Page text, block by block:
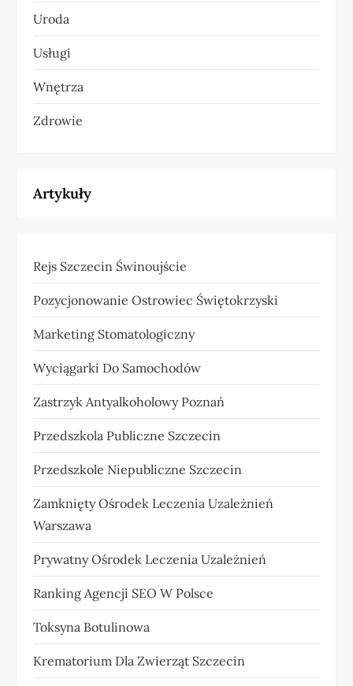
Uroda
Usługi
Wnętrza
Zdrowie
Artykuły
Rejs Szczecin Świnoujście
Pozycjonowanie Ostrowiec Świętokrzyski
Marketing Stomatologiczny
Wyciągarki Do Samochodów
Zastrzyk Antyalkoholowy Poznań
Przedszkola Publiczne Szczecin
Przedszkole Niepubliczne Szczecin
Zamknięty Ośrodek Leczenia Uzależnień
Warszawa
Prywatny Ośrodek Leczenia Uzależnień
Ranking Agencji SEO W Polsce
Toksyna Botulinowa
Krematorium Dla Zwierząt Szczecin